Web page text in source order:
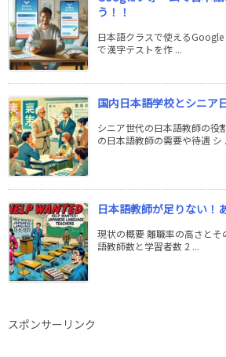
う！！
日本語クラスで使える
で漢字テストを作 ...
国内日本語学校とシニア
シニア世代の日本語教師の役
の日本語教師の需要や待遇 シ
日本語教師が足りない！
現状の概要 離職率の高さと
語教師数と学習者数 2 ...
スポンサーリンク